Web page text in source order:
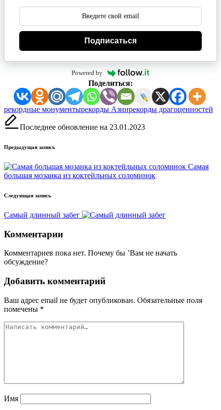
Подписаться
Powered by
Поделиться:
Метки:
рекордные монументырекорды Азиирекорды драгоценностей
Последнее обновление на 23.01.2023
Навигация
записи
Предыдущая запись
Самая
большая мозаика из коктейльных соломинок
Следующая запись
Самый длинный забег
Комментарии
Комментариев пока нет. Почему бы ’Вам не начать
обсуждение?
Добавить комментарий
Ваш адрес email не будет опубликован. Обязательные поля
помечены *
Имя